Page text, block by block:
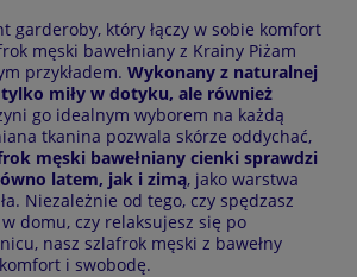
garderoby, który łączy w sobie komfort
męski bawełniany z Krainy Piżam
przykładem. Wykonany z naturalnej
tylko miły w dotyku, ale również
go idealnym wyborem na każdą
tkanina pozwala skórze oddychać,
męski bawełniany cienki sprawdzi
latem, jak i zimą, jako warstwa
Niezależnie od tego, czy spędzasz
domu, czy relaksujesz się po
nasz szlafrok męski z bawełny
i swobodę.